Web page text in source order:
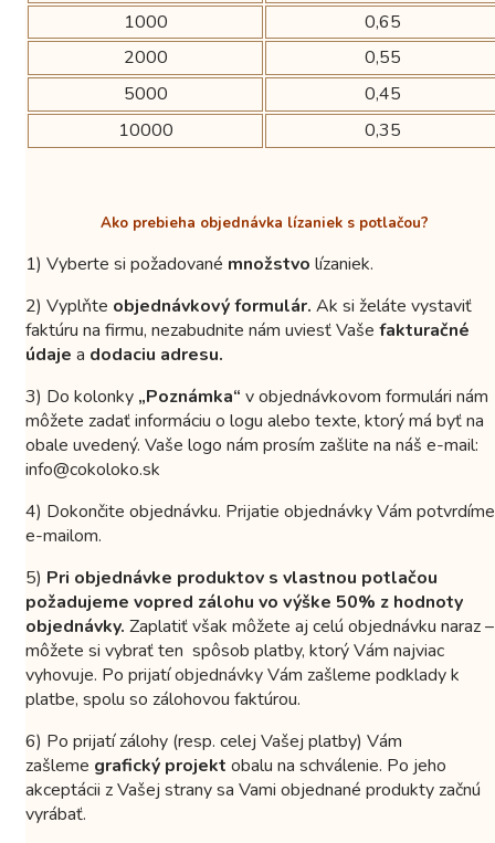
1000
0,65
2000
0,55
5000
0,45
10000
0,35
Ako prebieha objednávka lízaniek s potlačou?
1) Vyberte si požadované množstvo lízaniek.
2) Vyplňte objednávkový formulár. Ak si želáte vystaviť
faktúru na firmu, nezabudnite nám uviesť Vaše fakturačné
údaje a dodaciu adresu.
3) Do kolonky „Poznámka“ v objednávkovom formulári nám
môžete zadať informáciu o logu alebo texte, ktorý má byť na
obale uvedený. Vaše logo nám prosím zašlite na náš e-mail:
info@cokoloko.sk
4) Dokončite objednávku. Prijatie objednávky Vám potvrdíme
e-mailom.
5) Pri objednávke produktov s vlastnou potlačou
požadujeme vopred zálohu vo výške 50% z hodnoty
objednávky. Zaplatiť však môžete aj celú objednávku naraz –
môžete si vybrať ten spôsob platby, ktorý Vám najviac
vyhovuje. Po prijatí objednávky Vám zašleme podklady k
platbe, spolu so zálohovou faktúrou.
6) Po prijatí zálohy (resp. celej Vašej platby) Vám
zašleme grafický projekt obalu na schválenie. Po jeho
akceptácii z Vašej strany sa Vami objednané produkty začnú
vyrábať.